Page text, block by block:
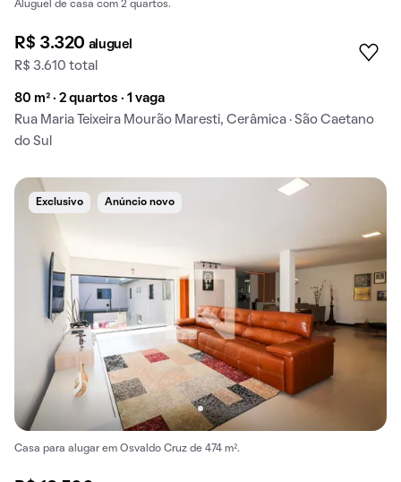
Aluguel de casa com 2 quartos.
R$ 3.320 aluguel
R$ 3.610 total
80 m² · 2 quartos · 1 vaga
Rua Maria Teixeira Mourão Maresti, Cerâmica · São Caetano
do Sul
Exclusivo Anúncio novo
Casa para alugar em Osvaldo Cruz de 474 m².